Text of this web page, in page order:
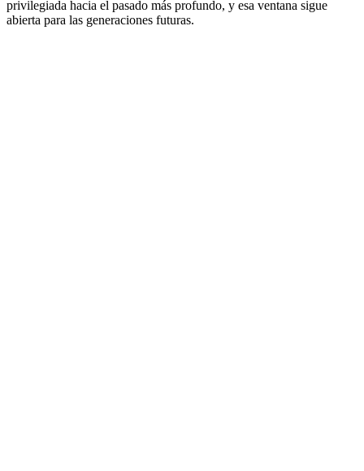
privilegiada hacia el pasado más profundo, y esa ventana sigue
abierta para las generaciones futuras.